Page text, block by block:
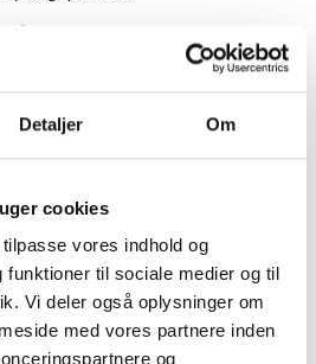
Detaljer Om
cookies
vores indhold og
funktioner til sociale medier og til
Vi deler også oplysninger om
med vores partnere inden
og
for
tilvalg sammen med vores
du f.eks. at bestille rammen
de enkelte produkter
store udvalg
til